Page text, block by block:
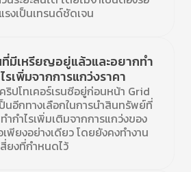
รงเป็นเทรนด์ชัดเจน
มีเหรียญอยู่แล้วและอยากทำ
รเพิ่มจากการแกว่งราคา
ปโทเคอร์เรนซีอยู่ก่อนหน้า Grid
นอีกทางเลือกในการนำสินทรัพย์ที่
ำกำไรเพิ่มเติมจากการแกว่งของ
พียงอย่างเดียว โดยยังคงทำงาน
ยงที่กำหนดไว้